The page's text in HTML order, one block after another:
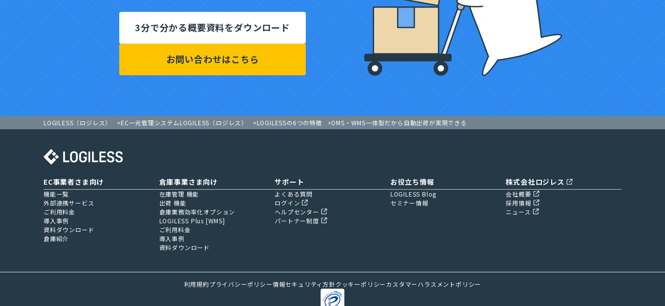
3分で分かる概要資料をダウンロード
お問い合わせはこちら
LOGILESS（ロジレス） EC一元管理システムLOGILESS（ロジレス） LOGILESSの6つの特徴 OMS・WMS一体型だから自動出荷が実現できる
EC事業者さま向け
機能一覧
外部連携サービス
ご利用料金
導入事例
資料ダウンロード
倉庫紹介
倉庫事業さま向け
在庫管理 機能
出荷 機能
倉庫業務効率化オプション
LOGILESS Plus [WMS]
ご利用料金
導入事例
資料ダウンロード
サポート
よくある質問
ログイン
ヘルプセンター
パートナー制度
お役立ち情報
LOGILESS Blog
セミナー情報
株式会社ロジレス
会社概要
採用情報
ニュース
利用規約プライバシーポリシー情報セキュリティ方針クッキーポリシーカスタマーハラスメントポリシー